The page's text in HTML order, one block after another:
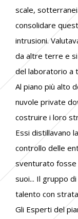
scale,
consolidare
intrusioni.
da altre terre e
del laboratorio a
Al piano più alto
nuvole private
costruire i loro
Essi distillavano
controllo delle
sventurato fosse
suoi... Il gruppo
talento con
Gli Esperti del